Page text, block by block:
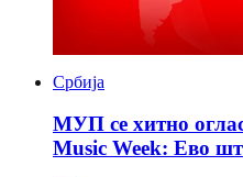
Србија
МУП се хитно
Music Week: Ево